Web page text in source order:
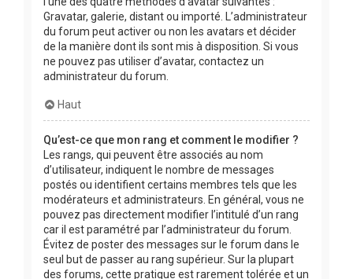
Gravatar, galerie, distant ou importé. L’administrateur
du forum peut activer ou non les avatars et décider
de la manière dont ils sont mis à disposition. Si vous
ne pouvez pas utiliser d’avatar, contactez un
administrateur du forum.
Haut
Qu’est-ce que mon rang et comment le modifier ?
Les rangs, qui peuvent être associés au nom
d’utilisateur, indiquent le nombre de messages
postés ou identifient certains membres tels que les
modérateurs et administrateurs. En général, vous ne
pouvez pas directement modifier l’intitulé d’un rang
car il est paramétré par l’administrateur du forum.
Évitez de poster des messages sur le forum dans le
seul but de passer au rang supérieur. Sur la plupart
des forums, cette pratique est rarement tolérée et un